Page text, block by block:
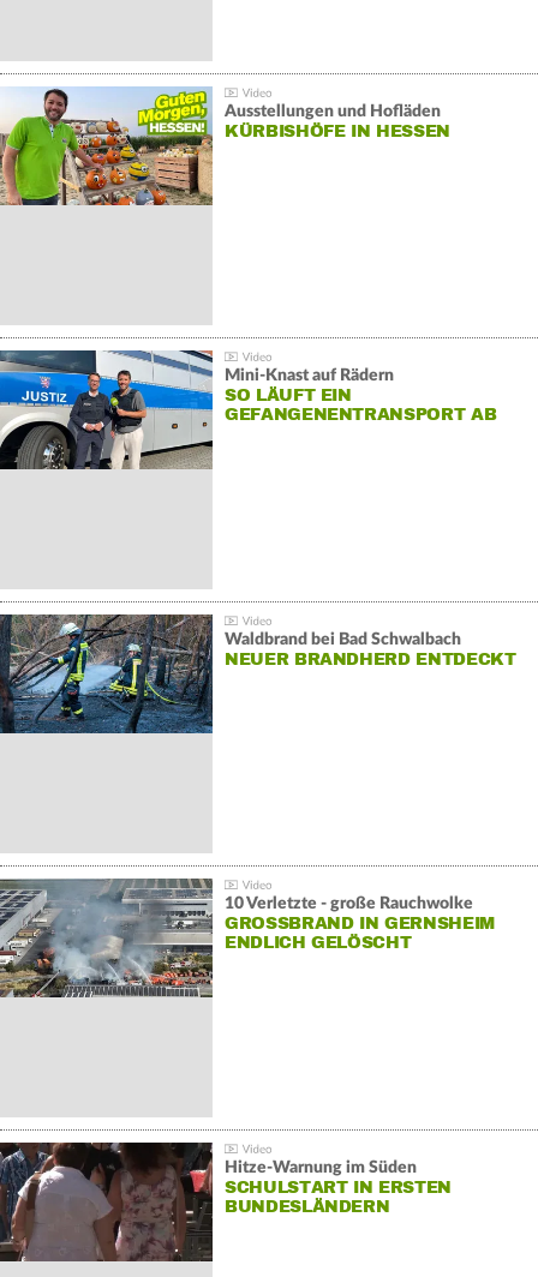
Ausstellungen und Hofläden
KÜRBISHÖFE IN HESSEN
Mini-Knast auf Rädern
SO LÄUFT EIN
GEFANGENENTRANSPORT AB
Waldbrand bei Bad Schwalbach
NEUER BRANDHERD ENTDECKT
10 Verletzte - große Rauchwolke
GROSSBRAND IN GERNSHEIM E
NDLICH GELÖSCHT
Hitze-Warnung im Süden
SCHULSTART IN ERSTEN
BUNDESLÄNDERN